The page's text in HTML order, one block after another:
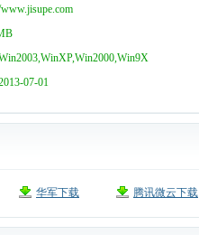
07-01
华军下载 腾讯微云下载